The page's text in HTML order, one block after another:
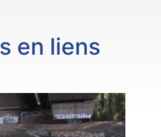
en liens